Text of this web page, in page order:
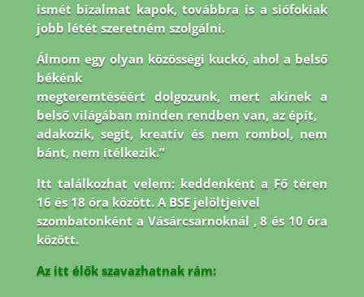
ismét bizalmat kapok, továbbra is a siófokiak
jobb létét szeretném szolgálni.
Álmom egy olyan közösségi kuckó, ahol a belső
békénk
megteremtéséért dolgozunk, mert akinek a
belső világában minden rendben van, az épít,
adakozik, segít, kreatív és nem rombol, nem
bánt, nem ítélkezik.”
Itt találkozhat velem: keddenként a Fő téren
16 és 18 óra között. A BSE jelöltjeivel
szombatonként a Vásárcsarnoknál , 8 és 10 óra
között.
Az itt élők szavazhatnak rám: